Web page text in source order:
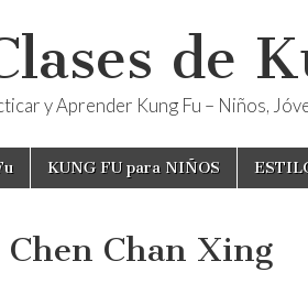
de
y Aprender Kung Fu – Niños,
KUNG FU para NIÑOS
Chen Chan Xing